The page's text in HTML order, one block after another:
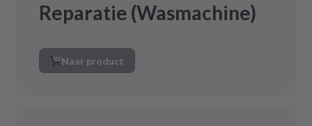
Reparatie (Wasmachine)
Naar product